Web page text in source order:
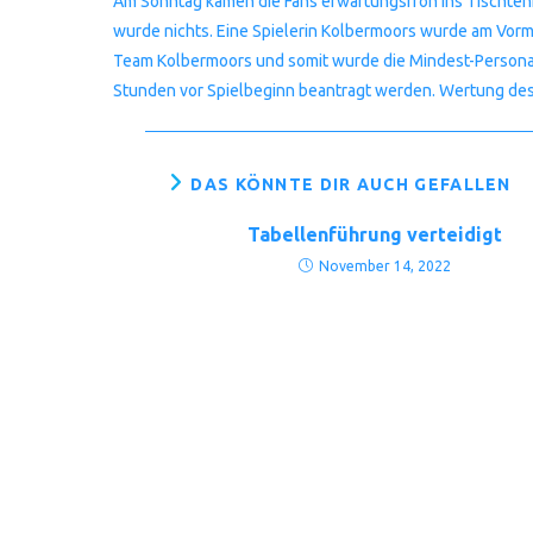
wurde nichts. Eine Spielerin Kolbermoors wurde am
Team Kolbermoors und somit wurde die Mindest-
Stunden vor Spielbeginn beantragt werden. Wertung
DAS KÖNNTE DIR AUCH GEFALLEN
Tabellenführung verteidigt
November 14, 2022